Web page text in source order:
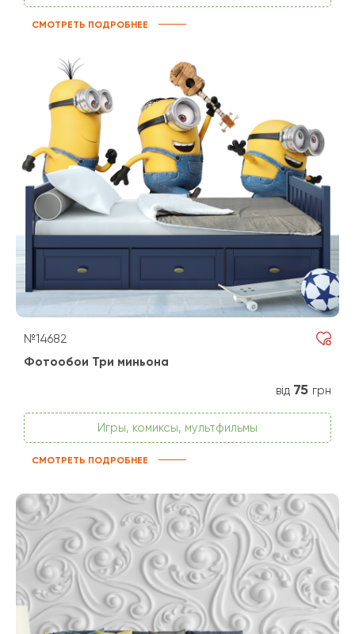
СМОТРЕТЬ ПОДРОБНЕЕ
№14682
Фотообои Три миньона
від 75 грн
Игры, комиксы, мультфильмы
СМОТРЕТЬ ПОДРОБНЕЕ